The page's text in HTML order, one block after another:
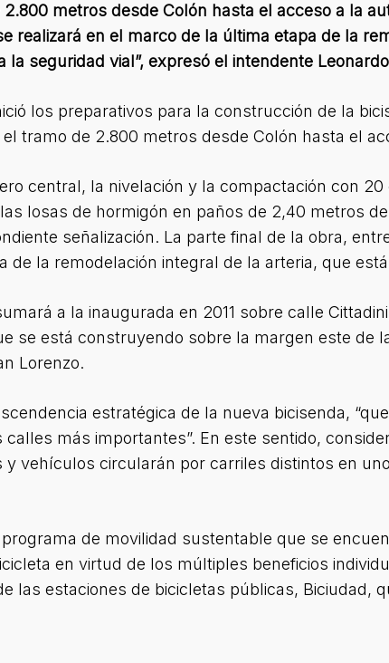
metros desde Colón hasta el acceso a la
realizará en el marco de la última etapa de la
seguridad vial”, expresó el intendente
los preparativos para la construcción de la
tramo de 2.800 metros desde Colón hasta el
central, la nivelación y la compactación con
losas de hormigón en paños de 2,40 metros
señalización. La parte final de la obra,
de la remodelación integral de la arteria, que
a la inaugurada en 2011 sobre calle
se está construyendo sobre la margen este de
Lorenzo.
estratégica de la nueva bicisenda,
más importantes”. En este sentido,
vehículos circularán por carriles distintos en
de movilidad sustentable que se
en virtud de los múltiples beneficios
las estaciones de bicicletas públicas, Biciudad,